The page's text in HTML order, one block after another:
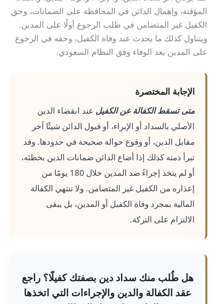
المؤقتة، وإهمال الدائن في المحافظة على الضمانات، وحق
الكفيل غير المتضامن في طلب الرجوع أولًا على المدين.
ويتناول كذلك ما يحدث عند وفاة الكفيل، وحقه في الرجوع
على المدين بعد الوفاء وفق النظام السعودي.
الإجابة المختصرة
متى تسقط الكفالة عن الكفيل عند انقضاء الدين
الأصلي بالسداد أو الإبراء، أو قبول الدائن شيئًا آخر
مقابل الدين، أو وقوع حوالة صحيحة في حدودها. وقد
تبرأ ذمته كذلك إذا أضاع الدائن ضمانات الدين بخطئه،
أو لم يتخذ إجراءً ضد المدين خلال 180 يومًا من
إعذاره من الكفيل غير المتضامن. ولا تنتهي الكفالة
المالية بمجرد وفاة الكفيل أو المدين، بل يبقى
الالتزام على التركة.
هل طُلب منك سداد دين بصفتك كفيلًا؟ راجع
عقد الكفالة والدين والإجراءات التي اتخذها